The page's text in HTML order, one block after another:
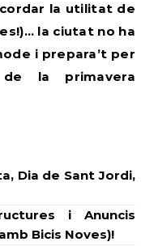
la utilitat de
la ciutat no ha
i prepara’t per
la primavera
Dia de Sant Jordi,
i Anuncis
Bicis Noves)!